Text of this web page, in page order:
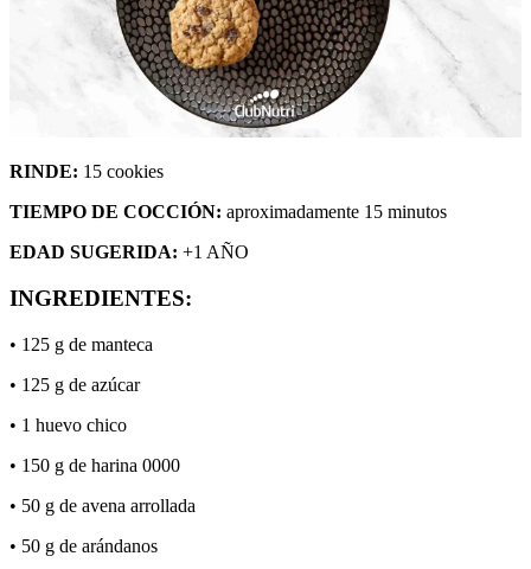
RINDE: 15 cookies
TIEMPO DE COCCIÓN: aproximadamente 15 minutos
EDAD SUGERIDA: +1 AÑO
INGREDIENTES:
• 125 g de manteca
• 125 g de azúcar
• 1 huevo chico
• 150 g de harina 0000
• 50 g de avena arrollada
• 50 g de arándanos